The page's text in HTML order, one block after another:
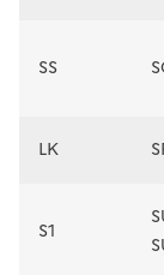
SS
LK
S1